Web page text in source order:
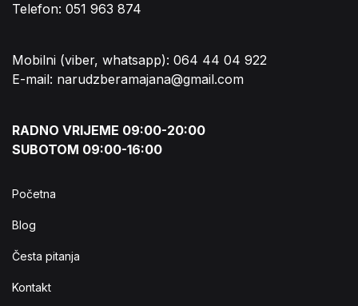
Telefon: 051 963 874
Mobilni (viber, whatsapp): 064 44 04 922
E-mail: narudzberamajana@gmail.com
RADNO VRIJEME 09:00-20:00
SUBOTOM 09:00-16:00
Početna
Blog
Česta pitanja
Kontakt